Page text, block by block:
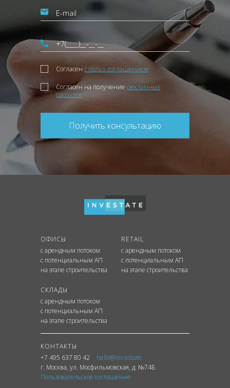
Согласен с польз. соглашением
Согласен на получение рекламных
рассылок
Получить консультацию
ОФИСЫ
с арендным потоком
с потенциальным АП
на этапе строительства
RETAIL
с арендным потоком
с потенциальным АП
на этапе строительства
СКЛАДЫ
с арендным потоком
с потенциальным АП
на этапе строительства
КОНТАКТЫ
+7 495 637 80 42
hello@inv.estate
г. Москва, ул. Мосфильмовская, д. №74Б
Пользовательское соглашение